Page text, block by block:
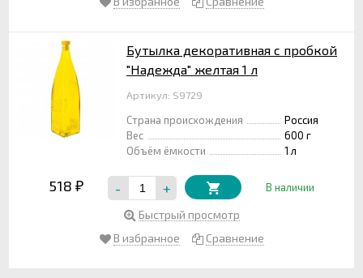
Бутылка декоративная с пробкой
"Надежда" желтая 1 л
Артикул: S9729
Страна происхождения
Россия
Вес
600 г
Объём ёмкости
1 л
518 ₽ - + В наличии
Быстрый просмотр
В избранное
Сравнение